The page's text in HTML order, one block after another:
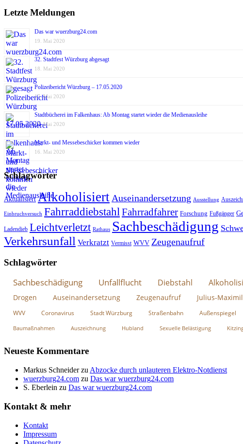
Letzte Meldungen
Das war wuerzburg24.com
19. Mai 2020
32. Stadtfest Würzburg abgesagt
18. Mai 2020
Polizeibericht Würzburg – 17.05.2020
17. Mai 2020
Stadtbücherei im Falkenhaus: Ab Montag startet wieder die Medienausleihe
17. Mai 2020
Markt- und Messebeschicker kommen wieder
16. Mai 2020
Schlagwörter
Aktualisiert Alkoholisiert Auseinandersetzung Ausstellung
Einbruchversuch FahrraddiebstahlFahrradfahrer Forschung Fußgänger
Ladendieb Leichtverletzt Rathaus Sachbeschädigung
Verkehrsunfall Verkratzt Vermisst WVV Zeugenaufruf
Schlagwörter
Sachbeschädigung Unfallflucht Diebstahl
Drogen
Auseinandersetzung Zeugenaufruf Julius-
WVV
Coronavirus Stadt Würzburg Straßenbahn Außenspiegel
Baumaßnahmen Auszeichnung Hubland Sexuelle Belästigung
Neueste Kommentare
Markus Schneiderzu Abzocke durch unlauteren Elektro-Notdienst
wuerzburg24.com zu Das war wuerzburg24.com
S. Eberlein zu Das war wuerzburg24.com
Kontakt & mehr
Kontakt
Impressum